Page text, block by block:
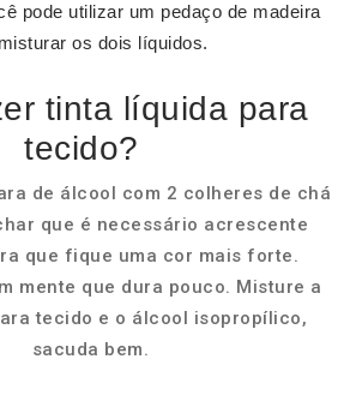
pode utilizar um pedaço de madeira
os dois líquidos.
tinta líquida para
tecido?
de álcool com 2 colheres de chá
que é necessário acrescente
que fique uma cor mais forte.
mente que dura pouco. Misture a
tecido e o álcool isopropílico,
sacuda bem.